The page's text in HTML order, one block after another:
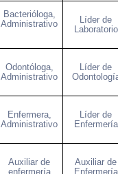
Bacterióloga,
Administrativo
Líder de
Laboratorio
Odontóloga,
Administrativo
Líder de
Enfermera,
Administrativo
Líder de
Enfermería
Auxiliar de
enfermería
Auxiliar de
Enfermería